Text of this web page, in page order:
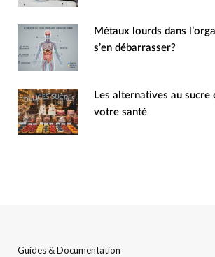
Métaux lourds dans
s’en débarrasser?
Les alternatives au
votre santé
Guides & Documentation